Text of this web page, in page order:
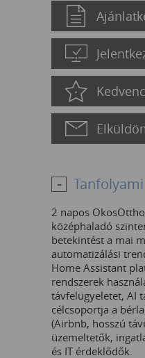
2 napos
középhaladó
betekintést a mai
automatizálási
Home Assistant
rendszerek
távfelügyeletet, AI
célcsoportja a
(Airbnb, hosszú
üzemeltetők,
és IT érdeklődők.